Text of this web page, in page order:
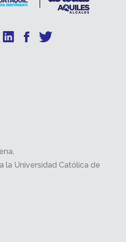
la Universidad Católica de